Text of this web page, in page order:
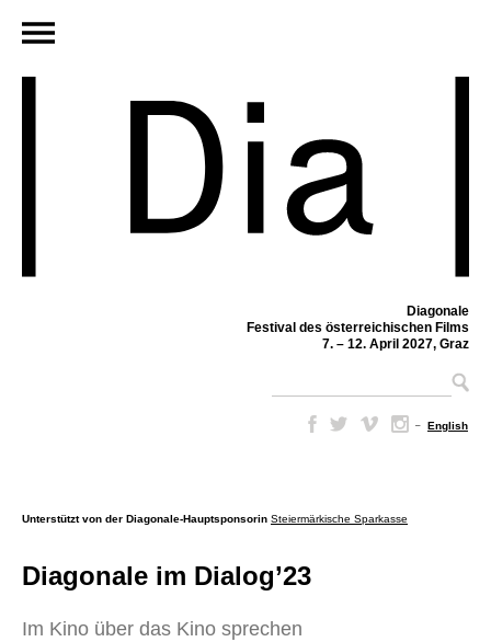
Diagonale
Festival des österreichischen Films
7. – 12. April 2027, Graz
– English
Unterstützt von der Diagonale-Hauptsponsorin Steiermärkische Sparkasse
Diagonale im Dialog’23
Im Kino über das Kino sprechen